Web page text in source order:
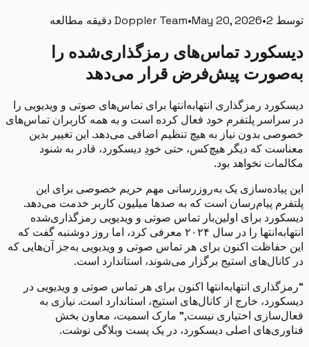
Doppler Team• May 20, 2026•2 دقیقه مطالعه
تماس‌های رمزگذاری‌شده را
پیش‌فرض قرار می‌دهد
رمزگذاری انتها‌به‌انتها برای تماس‌های صوتی و ویدیویی را
پلتفرم خود فعال کرده است و به همه کاربران تماس‌های
بدون نیاز به هیچ تنظیم اضافی می‌دهد. این تغییر بدین
که دیگر هیچ‌کس، حتی خودِ دیسکورد، قادر به شنود
نخواهد بود.
یک به‌روزرسانی مهم حریم خصوصی برای این
پیام‌رسان است که به صدها میلیون کاربر خدمت می‌دهد.
برای اولین‌بار تماس صوتی و ویدیویی رمزگذاری‌شده
انتها‌به‌انتها را در سال ۲۰۲۴ معرفی کرد، اما روز دوشنبه گفت که
اکنون برای هر تماس صوتی و ویدیویی به‌جز آن‌هایی که
استیج برگزار می‌شوند، استاندارد است.
انتها‌به‌انتها اکنون برای هر تماس صوتی و ویدیویی در
خارج از کانال‌های استیج، استاندارد است. نیازی به
اختیاری نیست,” مارک اسمیت، معاون بخش
اصلی دیسکورد، در یک پست وبلاگی نوشت.